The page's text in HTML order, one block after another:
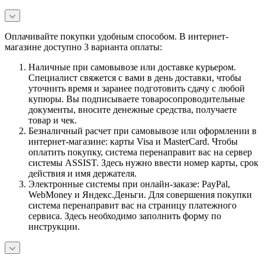
Оплачивайте покупки удобным способом. В интернет-
магазине доступно 3 варианта оплаты:
Наличные при самовывозе или доставке курьером.
Специалист свяжется с вами в день доставки, чтобы
уточнить время и заранее подготовить сдачу с любой
купюры. Вы подписываете товаросопроводительные
документы, вносите денежные средства, получаете
товар и чек.
Безналичный расчет при самовывозе или оформлении в
интернет-магазине: карты Visa и MasterCard. Чтобы
оплатить покупку, система перенаправит вас на сервер
системы ASSIST. Здесь нужно ввести номер карты, срок
действия и имя держателя.
Электронные системы при онлайн-заказе: PayPal,
WebMoney и Яндекс.Деньги. Для совершения покупки
система перенаправит вас на страницу платежного
сервиса. Здесь необходимо заполнить форму по
инструкции.